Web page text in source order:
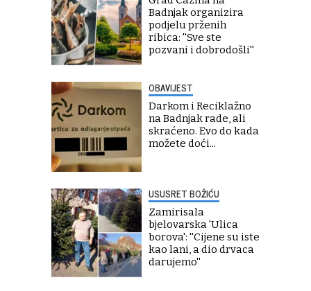
Badnjak organizira
podjelu prženih
ribica: ''Sve ste
pozvani i dobrodošli''
OBAVIJEST
Darkom i Reciklažno
na Badnjak rade, ali
skraćeno. Evo do kada
možete doći...
USUSRET BOŽIĆU
Zamirisala
bjelovarska 'Ulica
borova': ''Cijene su iste
kao lani, a dio drvaca
darujemo''